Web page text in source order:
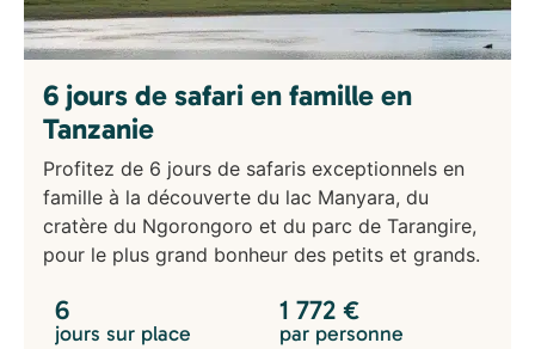
6 jours de safari en famille en
Tanzanie
Profitez de 6 jours de safaris exceptionnels en
famille à la découverte du lac Manyara, du
cratère du Ngorongoro et du parc de Tarangire,
pour le plus grand bonheur des petits et grands.
6
jours sur place
1 772 €
par personne